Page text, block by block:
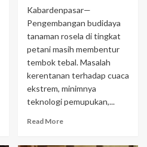
Kabardenpasar—
Pengembangan budidaya
tanaman rosela di tingkat
petani masih membentur
tembok tebal. Masalah
kerentanan terhadap cuaca
ekstrem, minimnya
teknologi pemupukan,...
Read More